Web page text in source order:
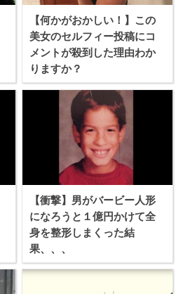
【何かがおかしい！】この
美女のセルフィー投稿にコ
メントが殺到した理由わか
りますか？
【衝撃】男がバービー人形
になろうと１億円かけて全
身を整形しまくった結
果、、、